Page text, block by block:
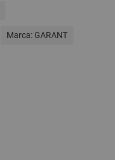
Marca: GARANT